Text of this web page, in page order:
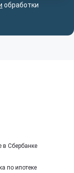
обработки
в Сбербанке
по ипотеке